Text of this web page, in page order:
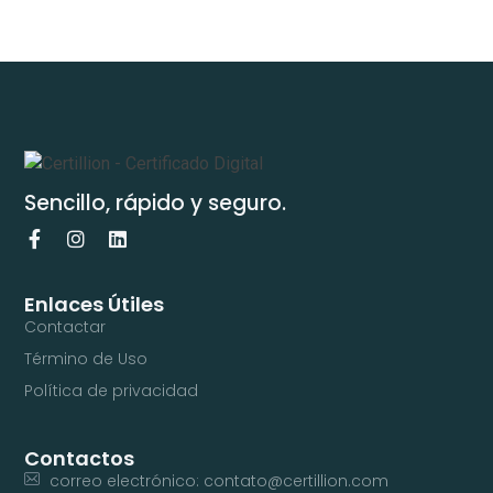
Sencillo, rápido y seguro.
Enlaces Útiles
Contactar
Término de Uso
Política de privacidad
Contactos
correo electrónico: contato@certillion.com